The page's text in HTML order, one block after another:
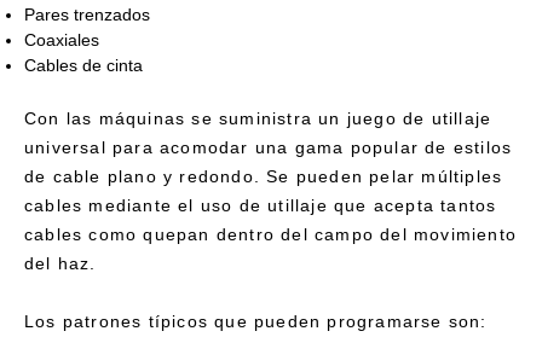
Pares trenzados
Coaxiales
Cables de cinta
Con las máquinas se suministra un juego de utillaje
universal para acomodar una gama popular de estilos
de cable plano y redondo. Se pueden pelar múltiples
cables mediante el uso de utillaje que acepta tantos
cables como quepan dentro del campo del movimiento
del haz.
Los patrones típicos que pueden programarse son: